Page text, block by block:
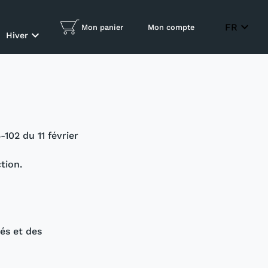
Hiverexpand_more
Mon panier Mon compte FR expand_more
du 11 février
et des